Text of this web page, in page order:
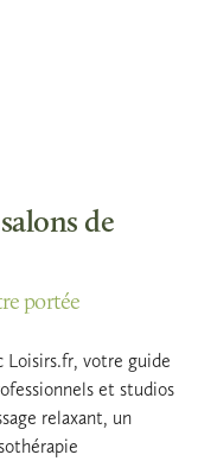
de
portée
Loisirs.fr, votre guide
et studios
relaxant, un